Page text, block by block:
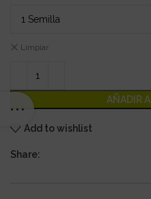
Limpiar
AÑADIR
Add to wishlist
Share: